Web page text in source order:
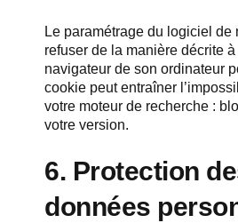
Le paramétrage du logiciel
refuser de la manière décrite
navigateur de son ordinateur
cookie peut entraîner
votre moteur de recherche :
votre version.
6. Protection
données